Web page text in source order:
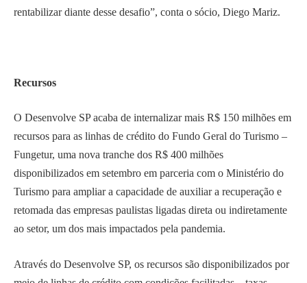
rentabilizar diante desse desafio”, conta o sócio, Diego Mariz.
Recursos
O Desenvolve SP acaba de internalizar mais R$ 150 milhões em
recursos para as linhas de crédito do Fundo Geral do Turismo –
Fungetur, uma nova tranche dos R$ 400 milhões
disponibilizados em setembro em parceria com o Ministério do
Turismo para ampliar a capacidade de auxiliar a recuperação e
retomada das empresas paulistas ligadas direta ou indiretamente
ao setor, um dos mais impactados pela pandemia.
Através do Desenvolve SP, os recursos são disponibilizados por